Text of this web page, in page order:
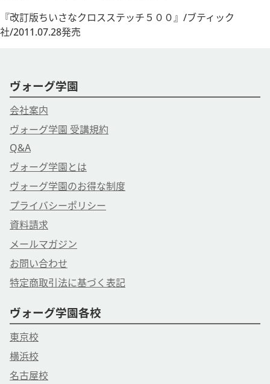
『改訂版ちいさなクロスステッチ５００』/ブティック
社/2011.07.28発売
ヴォーグ学園
会社案内
ヴォーグ学園 受講規約
Q&A
ヴォーグ学園とは
ヴォーグ学園のお得な制度
プライバシーポリシー
資料請求
メールマガジン
お問い合わせ
特定商取引法に基づく表記
ヴォーグ学園各校
東京校
横浜校
名古屋校